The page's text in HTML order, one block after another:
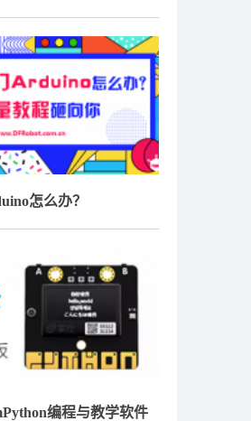
怎么办？
编程与教学软件